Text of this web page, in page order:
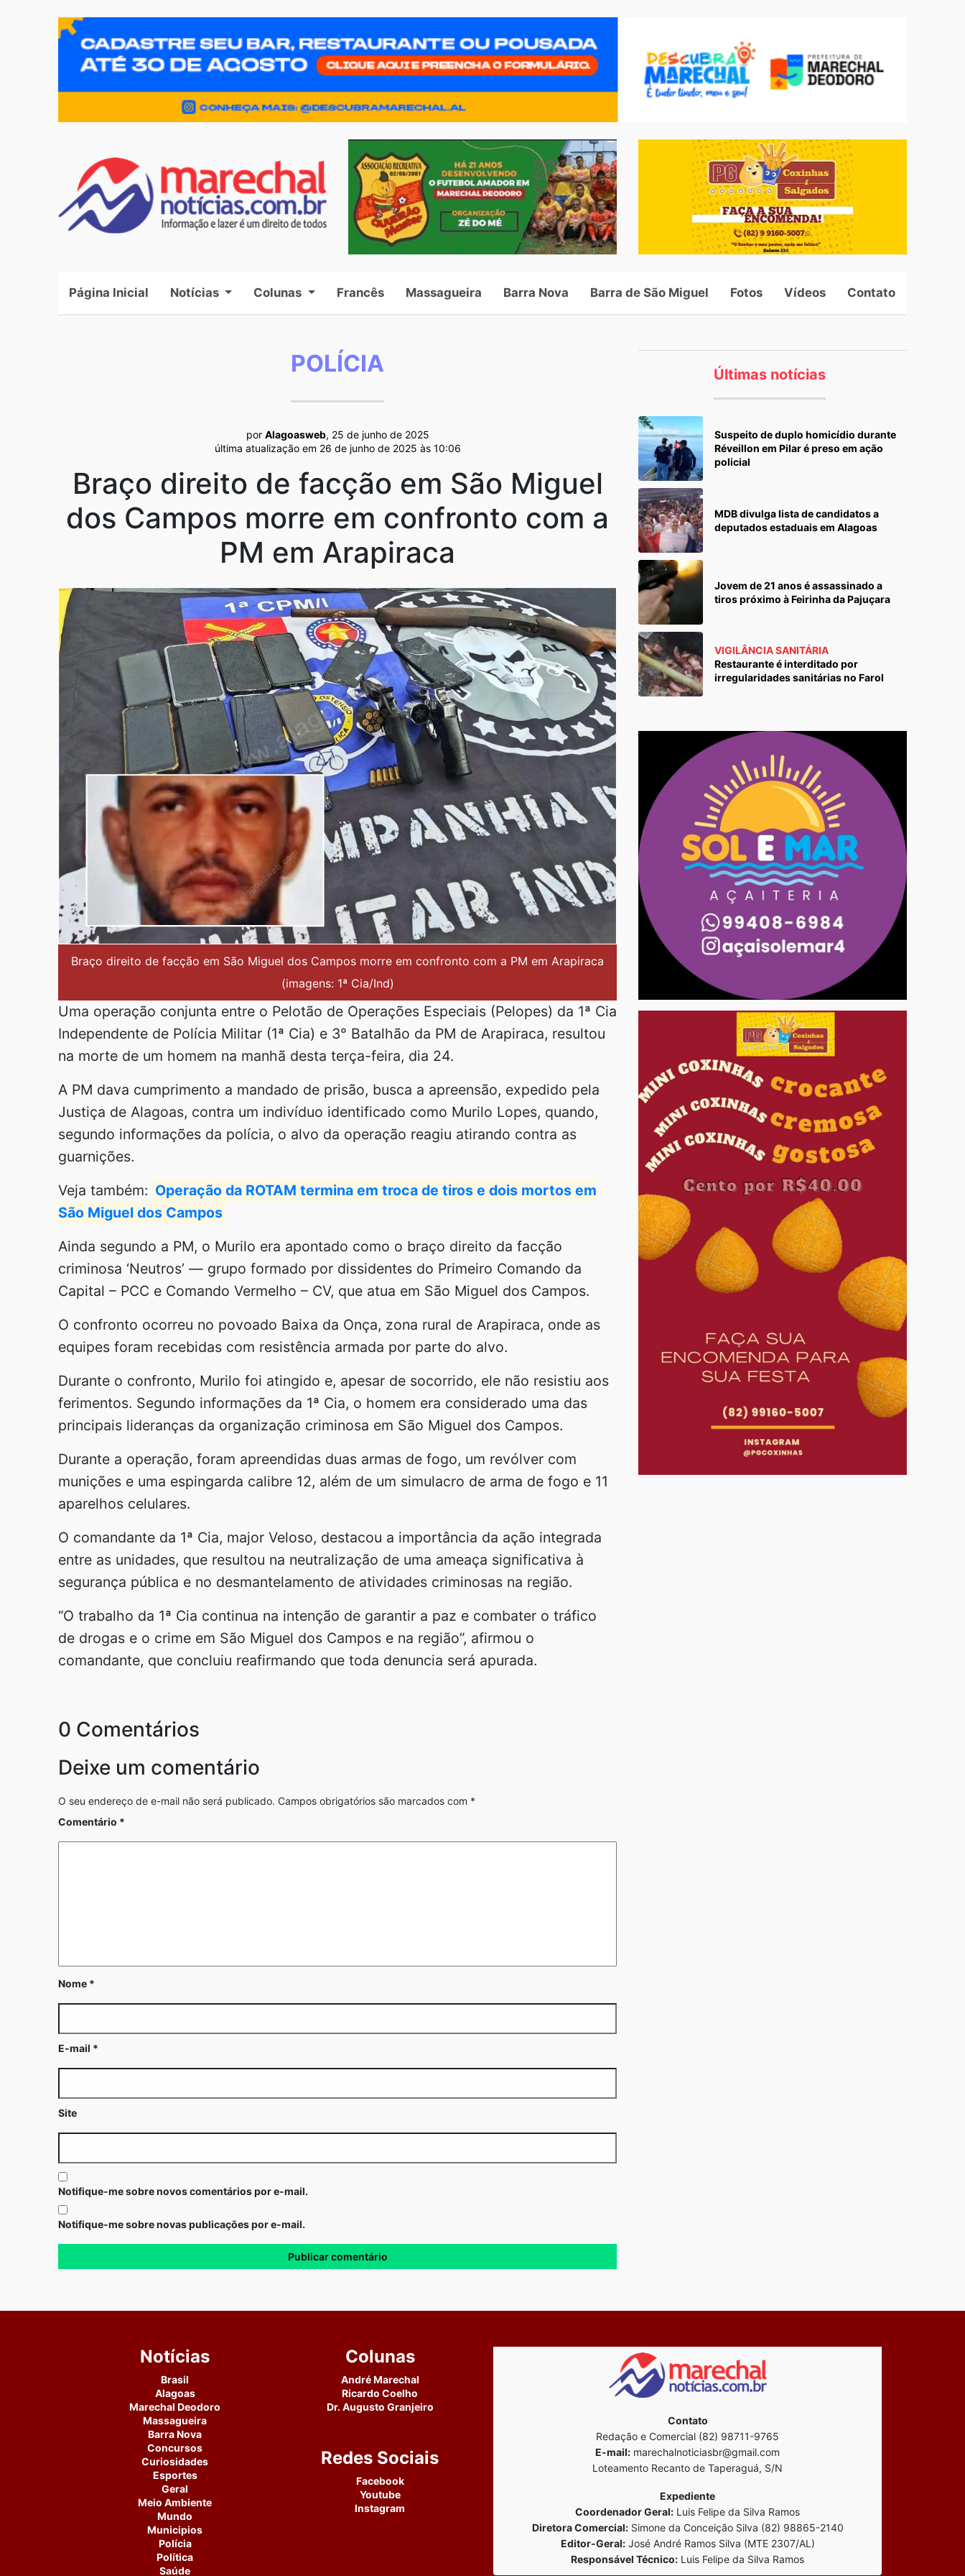
Página Inicial (current)
Notícias Colunas Francês Massagueira Barra Nova Barra de São Miguel Fotos Vídeos Contato
POLÍCIA
por Alagoasweb, 25 de junho de 2025
última atualização em 26 de junho de 2025 às 10:06
Braço direito de facção em São Miguel
dos Campos morre em confronto com a
PM em Arapiraca
Braço direito de facção em São Miguel dos Campos morre em confronto com a PM em Arapiraca
(imagens: 1ª Cia/Ind)
Uma operação conjunta entre o Pelotão de Operações Especiais (Pelopes) da 1ª Cia
Independente de Polícia Militar (1ª Cia) e 3° Batalhão da PM de Arapiraca, resultou
na morte de um homem na manhã desta terça-feira, dia 24.
A PM dava cumprimento a mandado de prisão, busca a apreensão, expedido pela
Justiça de Alagoas, contra um indivíduo identificado como Murilo Lopes, quando,
segundo informações da polícia, o alvo da operação reagiu atirando contra as
guarnições.
Veja também: Operação da ROTAM termina em troca de tiros e dois mortos em
São Miguel dos Campos
Ainda segundo a PM, o Murilo era apontado como o braço direito da facção
criminosa ‘Neutros’ — grupo formado por dissidentes do Primeiro Comando da
Capital – PCC e Comando Vermelho – CV, que atua em São Miguel dos Campos.
O confronto ocorreu no povoado Baixa da Onça, zona rural de Arapiraca, onde as
equipes foram recebidas com resistência armada por parte do alvo.
Durante o confronto, Murilo foi atingido e, apesar de socorrido, ele não resistiu aos
ferimentos. Segundo informações da 1ª Cia, o homem era considerado uma das
principais lideranças da organização criminosa em São Miguel dos Campos.
Durante a operação, foram apreendidas duas armas de fogo, um revólver com
munições e uma espingarda calibre 12, além de um simulacro de arma de fogo e 11
aparelhos celulares.
O comandante da 1ª Cia, major Veloso, destacou a importância da ação integrada
entre as unidades, que resultou na neutralização de uma ameaça significativa à
segurança pública e no desmantelamento de atividades criminosas na região.
“O trabalho da 1ª Cia continua na intenção de garantir a paz e combater o tráfico
de drogas e o crime em São Miguel dos Campos e na região”, afirmou o
comandante, que concluiu reafirmando que toda denuncia será apurada.
0 Comentários
Deixe um comentário
O seu endereço de e-mail não será publicado. Campos obrigatórios são marcados com *
Comentário *
Nome *
E-mail *
Site
Notifique-me sobre novos comentários por e-mail.
Notifique-me sobre novas publicações por e-mail.
Últimas notícias
Suspeito de duplo homicídio durante
Réveillon em Pilar é preso em ação
policial
MDB divulga lista de candidatos a
deputados estaduais em Alagoas
Jovem de 21 anos é assassinado a
tiros próximo à Feirinha da Pajuçara
VIGILÂNCIA SANITÁRIA
Restaurante é interditado por
irregularidades sanitárias no Farol
Notícias
Brasil
Alagoas
Marechal Deodoro
Massagueira
Barra Nova
Concursos
Curiosidades
Esportes
Geral
Meio Ambiente
Mundo
Municipios
Polícia
Política
Saúde
Colunas
André Marechal
Ricardo Coelho
Dr. Augusto Granjeiro
Redes Sociais
Facebook
Youtube
Instagram
Contato
Redação e Comercial (82) 98711-9765
E-mail: marechalnoticiasbr@gmail.com
Loteamento Recanto de Taperaguá, S/N
Expediente
Coordenador Geral: Luis Felipe da Silva Ramos
Diretora Comercial:Simone da Conceição Silva (82) 98865-2140
Editor-Geral:José André Ramos Silva (MTE 2307/AL)
Responsável Técnico: Luis Felipe da Silva Ramos